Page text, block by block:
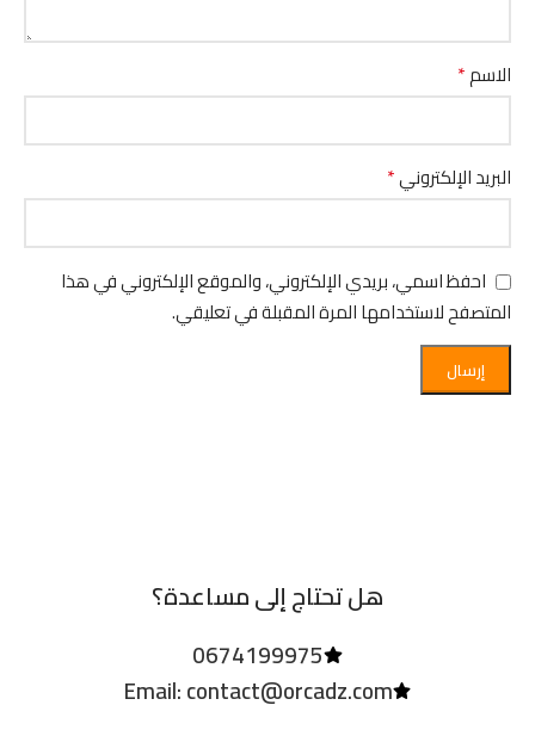
الاسم*
البريد الإلكتروني*
احفظ اسمي، بريدي الإلكتروني، والموقع الإلكتروني في هذا
المتصفح لاستخدامها المرة المقبلة في تعليقي.
هل تحتاج إلى مساعدة؟
0674199975
Email: contact@orcadz.com